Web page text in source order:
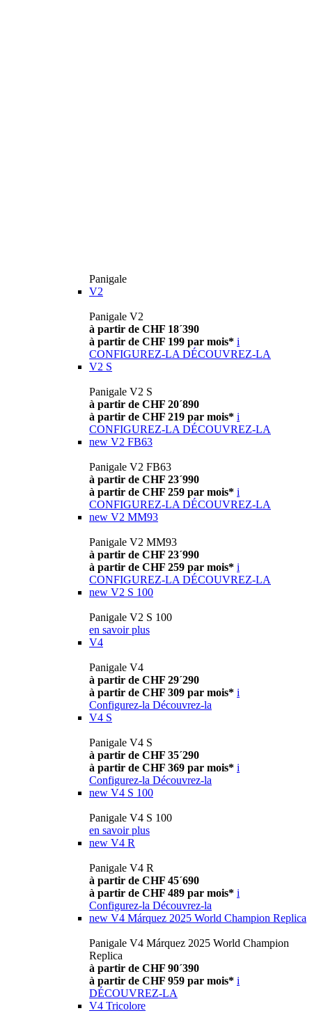
Panigale
V2
Panigale V2
à partir de CHF 18´390
à partir de CHF 199 par mois* i
CONFIGUREZ-LA DÉCOUVREZ-LA
V2 S
Panigale V2 S
à partir de CHF 20´890
à partir de CHF 219 par mois* i
CONFIGUREZ-LA DÉCOUVREZ-LA
new V2 FB63
Panigale V2 FB63
à partir de CHF 23´990
à partir de CHF 259 par mois* i
CONFIGUREZ-LA DÉCOUVREZ-LA
new V2 MM93
Panigale V2 MM93
à partir de CHF 23´990
à partir de CHF 259 par mois* i
CONFIGUREZ-LA DÉCOUVREZ-LA
new V2 S 100
Panigale V2 S 100
en savoir plus
V4
Panigale V4
à partir de CHF 29´290
à partir de CHF 309 par mois* i
Configurez-la Découvrez-la
V4 S
Panigale V4 S
à partir de CHF 35´290
à partir de CHF 369 par mois* i
Configurez-la Découvrez-la
new V4 S 100
Panigale V4 S 100
en savoir plus
new V4 R
Panigale V4 R
à partir de CHF 45´690
à partir de CHF 489 par mois* i
Configurez-la Découvrez-la
new V4 Márquez 2025 World Champion Replica
Panigale V4 Márquez 2025 World Champion
Replica
à partir de CHF 90´390
à partir de CHF 959 par mois* i
DÉCOUVREZ-LA
V4 Tricolore